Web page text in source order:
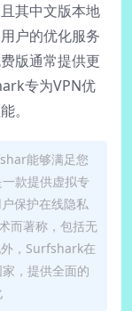
其中文版本地
户的优化服务
版通常提供更
专为VPN优
。
能够满足您
款提供虚拟专
保护在线隐私
而著称，包括无
，Surfshark在
，提供全面的